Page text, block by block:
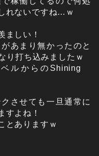
れないですね…ｗ
ましい！
あまり無かったのと
り打ち込みましたｗ
ルからのShining
させても一旦通常に
すよね！
とありますｗ